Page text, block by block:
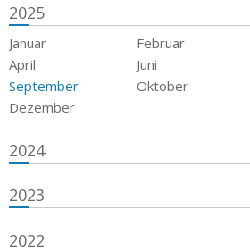
2025
Januar Februar
April
Juni
September
Oktober
Dezember
2024
2023
2022